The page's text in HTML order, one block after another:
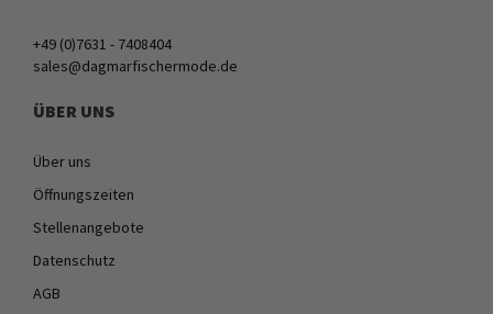
+49 (0)7631 - 7408404
sales@dagmarfischermode.de
ÜBER UNS
Über uns
Öffnungszeiten
Stellenangebote
Datenschutz
AGB